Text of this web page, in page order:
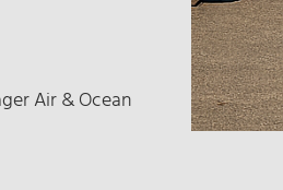
Air & Ocean